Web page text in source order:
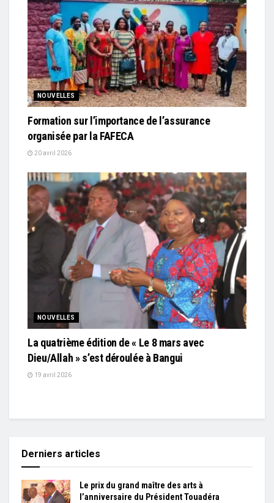
NOUVELLES
Formation sur l’importance de l’assurance
organisée par la FAFECA
20 avril 2026
NOUVELLES
La quatrième édition de « Le 8 mars avec
Dieu/Allah » s’est déroulée à Bangui
19 avril 2026
Derniers articles
Le prix du grand maître des arts à
l’anniversaire du Président Touadéra